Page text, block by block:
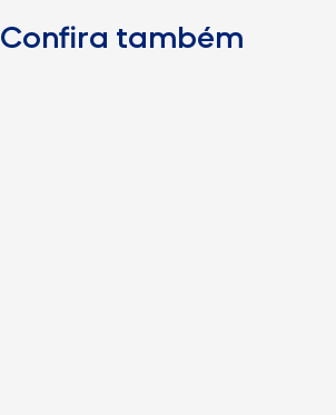
Confira também